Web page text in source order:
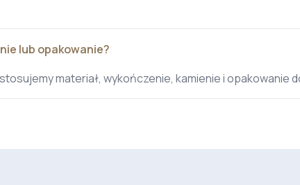
lub opakowanie?
materiał, wykończenie, kamienie i